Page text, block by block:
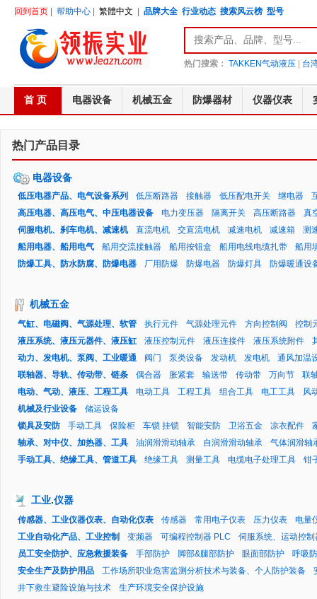
回到首页 帮助中心 繁體中文 品牌大全 行业动态 搜索风云榜 型号
热门搜索： TAKKEN气动液压 台
首 页 电器设备 机械五金 防爆器材 仪器仪表
热门产品目录
电器设备
低压电器产品、电气设备系列 低压断路器 接触器 低压配电开关 继电器
高压电器、高压电气、中压电器设备
电力变压器 隔离开关 高压断路器
真
伺服电机、刹车电机、减速机
直流电机 交直流电机 减速电机 减速箱
测
船用电器、船用电气
船用交流接触器 船用按钮盒 船用电线电缆扎带
船用
防爆工具、防水防腐、防爆电器
厂用防爆 防爆电器 防爆灯具 防爆暖通设
机械五金
气缸、电磁阀、气源处理、软管 执行元件 气源处理元件 方向控制阀
控制
液压系统、液压元器件、液压缸
液压控制元件 液压连接件 液压系统附件
动力、发电机、泵阀、工业暖通
阀门 泵类设备 发动机 发电机
通风加温
联轴器、导轨、传动带、链条
偶合器 胀紧套 输送带 传动带 万向节
联
电动、气动、液压、工程工具
电动工具 工程工具 组合工具 电工工具
风
机械及行业设备
储运设备
锁具及安防
手动工具 保险柜 车锁 挂锁 智能安防 卫浴五金 凉衣配件
轴承、对中仪、加热器、工具
油润滑滑动轴承 自润滑滑动轴承
气体润滑轴
手动工具、绝缘工具、管道工具
绝缘工具 测量工具 电缆电子处理工具 钳
工业.仪器
传感器、工业仪器仪表、自动化仪表 传感器 常用电子仪表 压力仪表
电量
工业自动化产品、工业控制
变频器 可编程控制器 PLC
伺服系统、运动控
员工安全防护、应急救援装备
手部防护 脚部&腿部防护 眼面部防护
呼吸
安全生产及防护用品
工作场所职业危害监测分析技术与装备、个人防护装备
井下救生避险设施与技术
生产环境安全保护设施